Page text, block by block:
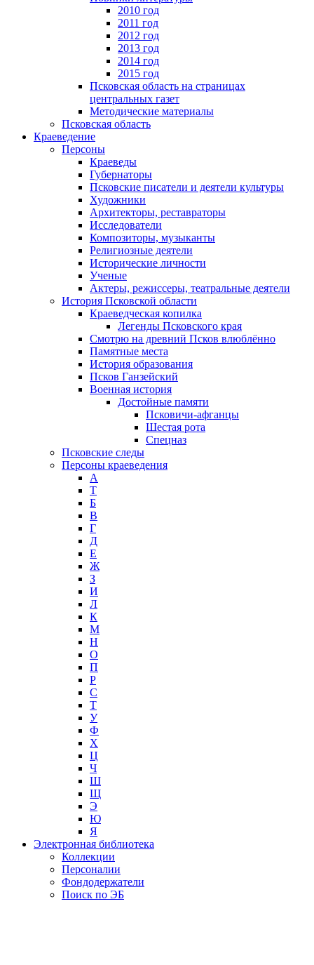
2010 год
2011 год
2012 год
2013 год
2014 год
2015 год
Псковская область на страницах
центральных газет
Методические материалы
Псковская область
Краеведение
Персоны
Краеведы
Губернаторы
Псковские писатели и деятели культуры
Художники
Архитекторы, реставраторы
Исследователи
Композиторы, музыканты
Религиозные деятели
Исторические личности
Ученые
Актеры, режиссеры, театральные деятели
История Псковской области
Краеведческая копилка
Легенды Псковского края
Смотрю на древний Псков влюблённо
Памятные места
История образования
Псков Ганзейский
Военная история
Достойные памяти
Псковичи-афганцы
Шестая рота
Спецназ
Псковские следы
Персоны краеведения
А
T
Б
В
Г
Д
Е
Ж
З
И
Л
К
М
Н
О
П
Р
С
Т
У
Ф
Х
Ц
Ч
Ш
Щ
Э
Ю
Я
Электронная библиотека
Коллекции
Персоналии
Фондодержатели
Поиск по ЭБ